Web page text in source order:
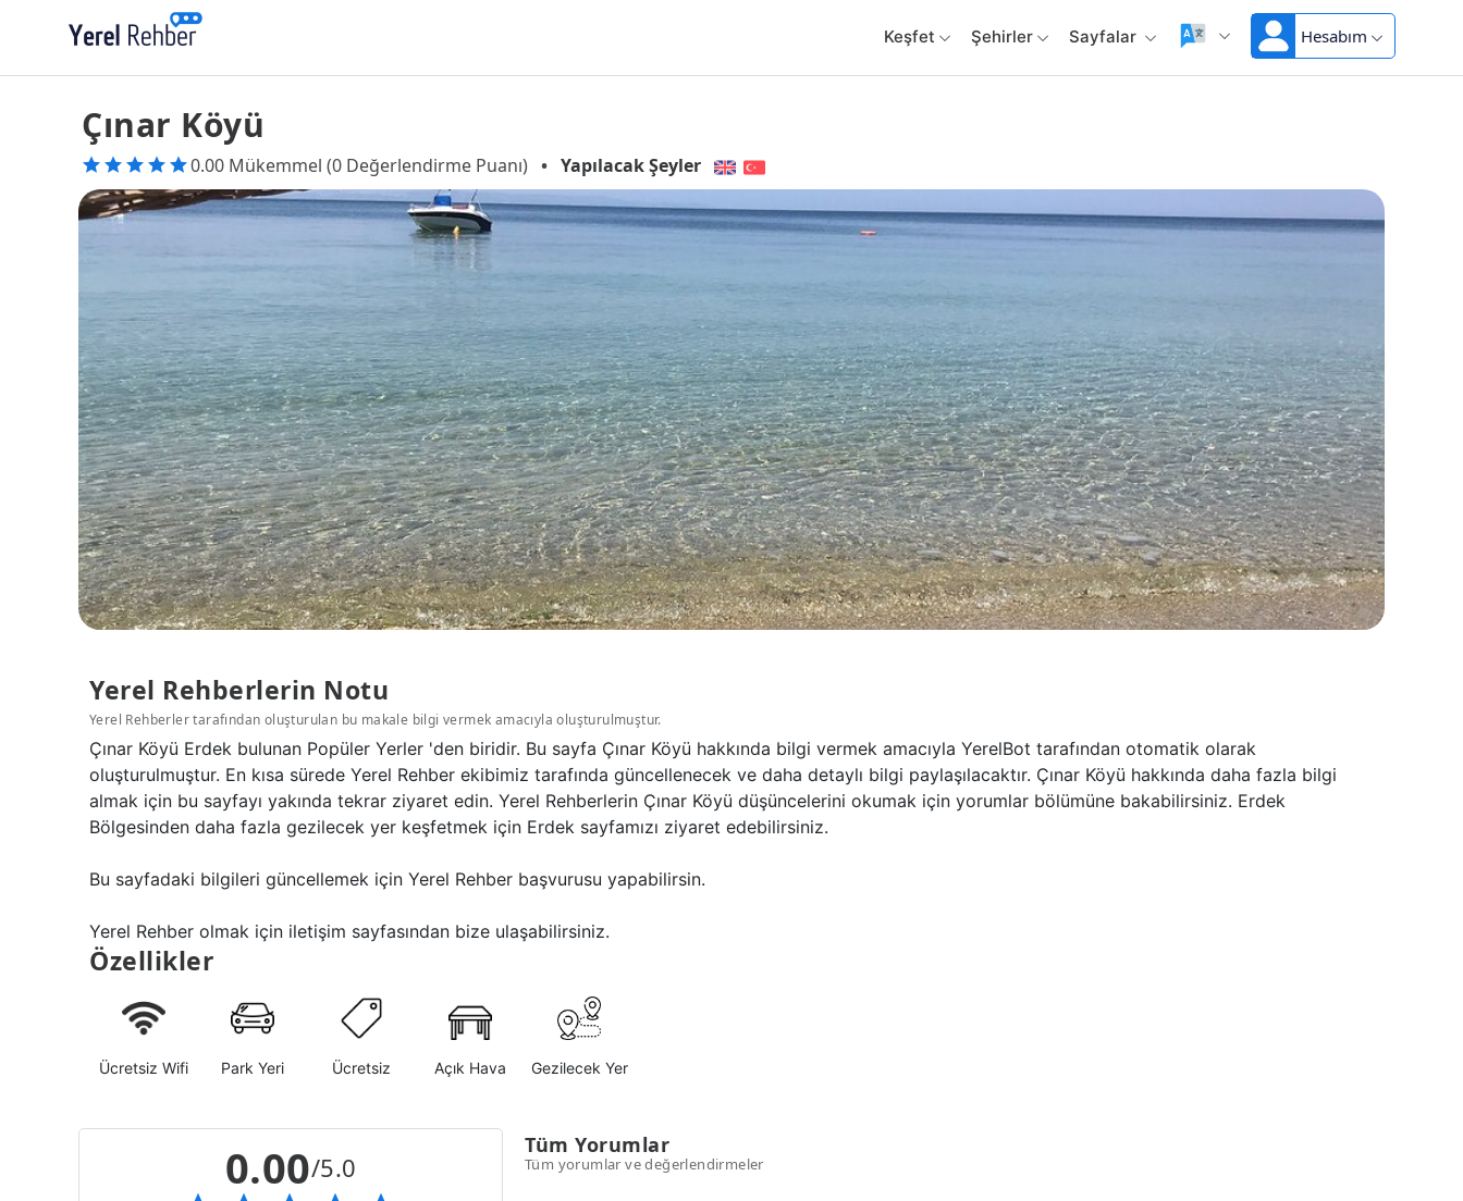
Keşfet Şehirler Sayfalar Hesabım
Çınar Köyü
0.00 Mükemmel (0 Değerlendirme Puanı) • Yapılacak Şeyler
Yerel Rehberlerin Notu
Yerel Rehberler tarafından oluşturulan bu makale bilgi vermek amacıyla oluşturulmuştur.
Çınar Köyü Erdek bulunan Popüler Yerler 'den biridir. Bu sayfa Çınar Köyü hakkında bilgi vermek amacıyla YerelBot tarafından otomatik olarak
oluşturulmuştur. En kısa sürede Yerel Rehber ekibimiz tarafında güncellenecek ve daha detaylı bilgi paylaşılacaktır. Çınar Köyü hakkında daha fazla bilgi
almak için bu sayfayı yakında tekrar ziyaret edin. Yerel Rehberlerin Çınar Köyü düşüncelerini okumak için yorumlar bölümüne bakabilirsiniz. Erdek
Bölgesinden daha fazla gezilecek yer keşfetmek için Erdek sayfamızı ziyaret edebilirsiniz.
Bu sayfadaki bilgileri güncellemek için Yerel Rehber başvurusu yapabilirsin.
Yerel Rehber olmak için iletişim sayfasından bize ulaşabilirsiniz.
Özellikler
Ücretsiz Wifi Park Yeri Ücretsiz Açık Hava Gezilecek Yer
0.00/5.0
Tüm Yorumlar
Tüm yorumlar ve değerlendirmeler